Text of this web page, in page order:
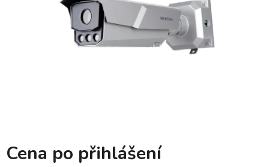
Cena po přihlášení